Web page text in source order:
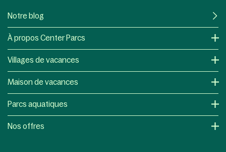
Notre blog
À propos Center Parcs
Villages de vacances
Maison de vacances
Parcs aquatiques
Nos offres